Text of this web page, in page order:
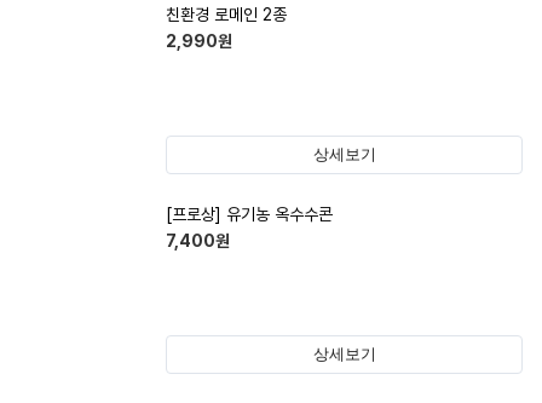
친환경 로메인 2종
2,990원
상세보기
[프로상] 유기농 옥수수콘
7,400원
상세보기